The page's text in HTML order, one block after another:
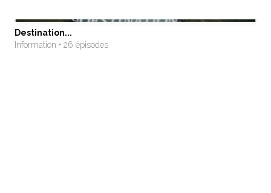
Destination...
Information • 26 épisodes